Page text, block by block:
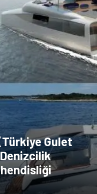
İhracat
& Hayvancılık
Gulet